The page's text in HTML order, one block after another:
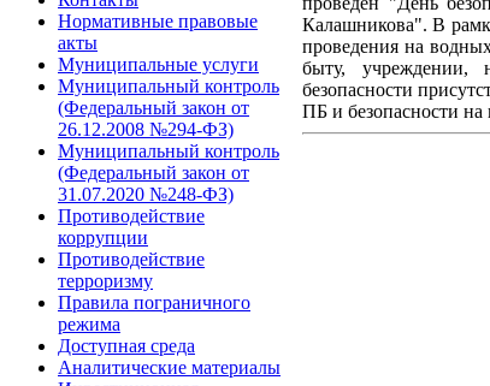
Нормативные правовые
акты
Муниципальные услуги
Муниципальный контроль
(Федеральный закон от
26.12.2008 №294-ФЗ)
Муниципальный контроль
(Федеральный закон от
31.07.2020 №248-ФЗ)
Противодействие
коррупции
Противодействие
терроризму
Правила пограничного
режима
Доступная среда
Аналитические материалы
Калашникова". В
проведения на
быту, учреждении,
безопасности
ПБ и безопасности на